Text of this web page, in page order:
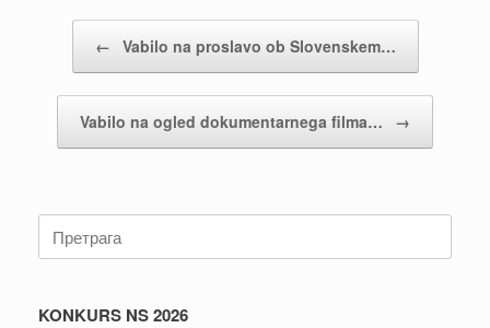
← Vabilo na proslavo ob Slovenskem…
Vabilo na ogled dokumentarnega filma… →
Претрага:
KONKURS NS 2026